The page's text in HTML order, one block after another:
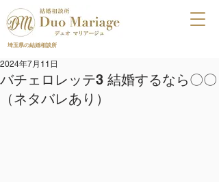
埼玉県の結婚相談所
バチェロレッテ3 結婚するなら〇〇
（ネタバレあり）
2024年7月11日